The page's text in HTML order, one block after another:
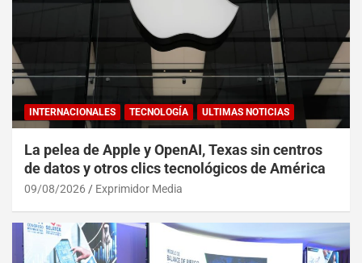
INTERNACIONALES TECNOLOGÍA ULTIMAS NOTICIAS
La pelea de Apple y OpenAI, Texas sin centros
de datos y otros clics tecnológicos de América
09/08/2026 Exprimidor Media